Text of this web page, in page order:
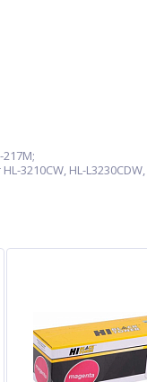
HL-L3230CDW,